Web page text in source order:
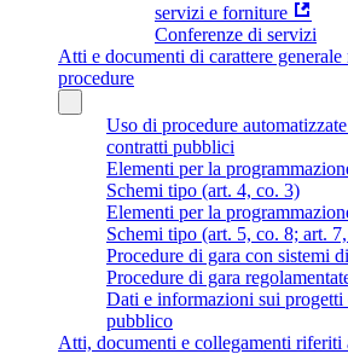
servizi e forniture
Conferenze di servizi
Atti e documenti di carattere
procedure
Uso di procedure
contratti pubblici
Elementi per la
Schemi tipo (art. 4, co. 3)
Elementi per la
Schemi tipo (art. 5, co. 8; art.
Procedure di gara con sistemi
Procedure di gara
Dati e informazioni sui
pubblico
Atti, documenti e collegamenti riferiti